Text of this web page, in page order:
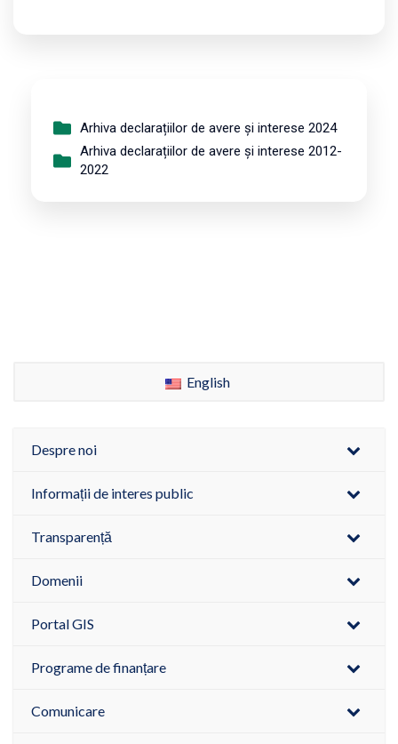
Arhiva declarațiilor de avere și interese 2024
Arhiva declarațiilor de avere și interese 2012-
2022
English
Despre noi
Informații de interes public
Transparență
Domenii
Portal GIS
Programe de finanțare
Comunicare